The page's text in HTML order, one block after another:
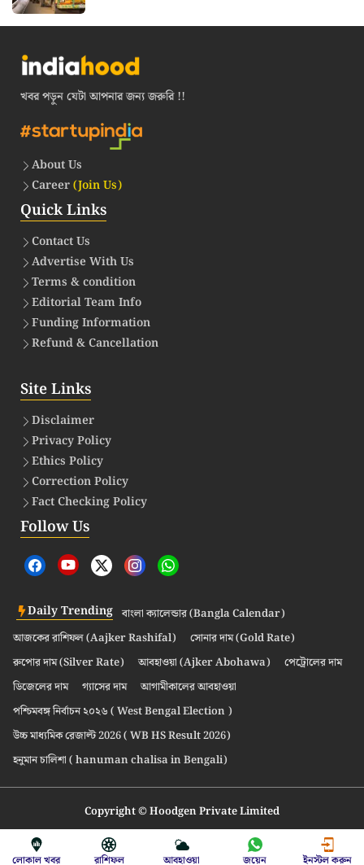
খবর পড়ুন যেটা আপনার জন্য জরুরি !!
About Us
Career(Join Us)
Quick Links
Contact Us
Advertise With Us
Terms & condition
Editorial Team Info
Funding Information
Refund & Cancellation
Site Links
Disclaimer
Privacy Policy
Ethics Policy
Correction Policy
Fact Checking Policy
Follow Us
Daily Trending বাংলা ক্যালেন্ডার (Bangla Calendar)
আজকের রাশিফল (Aajker Rashifal)
সোনার দাম (Gold Rate)
রুপোর দাম (Silver Rate)
আবহাওয়া (Ajker Abohawa)
পেট্রোলের দাম
ডিজেলের দাম
গ্যাসের দাম
আগামীকালের আবহাওয়া
পশ্চিমবঙ্গ নির্বাচন ২০২৬ ( West Bengal Election )
উচ্চ মাধ্যমিক রেজাল্ট 2026 ( WB HS Result 2026)
হনুমান চালিশা ( hanuman chalisa in Bengali)
Copyright © Hoodgen Private Limited
লোকাল খবর রাশিফল আবহাওয়া জয়েন ইনস্টল করুন